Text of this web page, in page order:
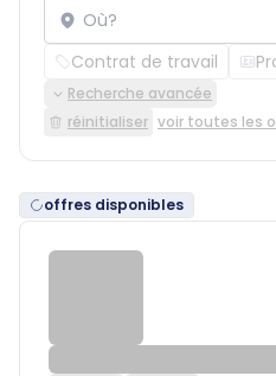
Contrat de travail
Recherche avancée
réinitialiser voir toutes les
offres disponibles